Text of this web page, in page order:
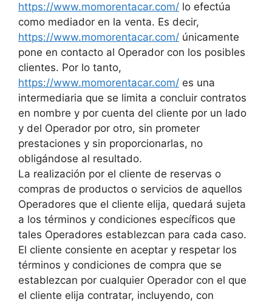
https://www.momorentacar.com/ lo efectúa
como mediador en la venta. Es decir,
https://www.momorentacar.com/ únicamente
pone en contacto al Operador con los posibles
clientes. Por lo tanto,
https://www.momorentacar.com/ es una
intermediaria que se limita a concluir contratos
en nombre y por cuenta del cliente por un lado
y del Operador por otro, sin prometer
prestaciones y sin proporcionarlas, no
obligándose al resultado.
La realización por el cliente de reservas o
compras de productos o servicios de aquellos
Operadores que el cliente elija, quedará sujeta
a los términos y condiciones específicos que
tales Operadores establezcan para cada caso.
El cliente consiente en aceptar y respetar los
términos y condiciones de compra que se
establezcan por cualquier Operador con el que
el cliente elija contratar, incluyendo, con